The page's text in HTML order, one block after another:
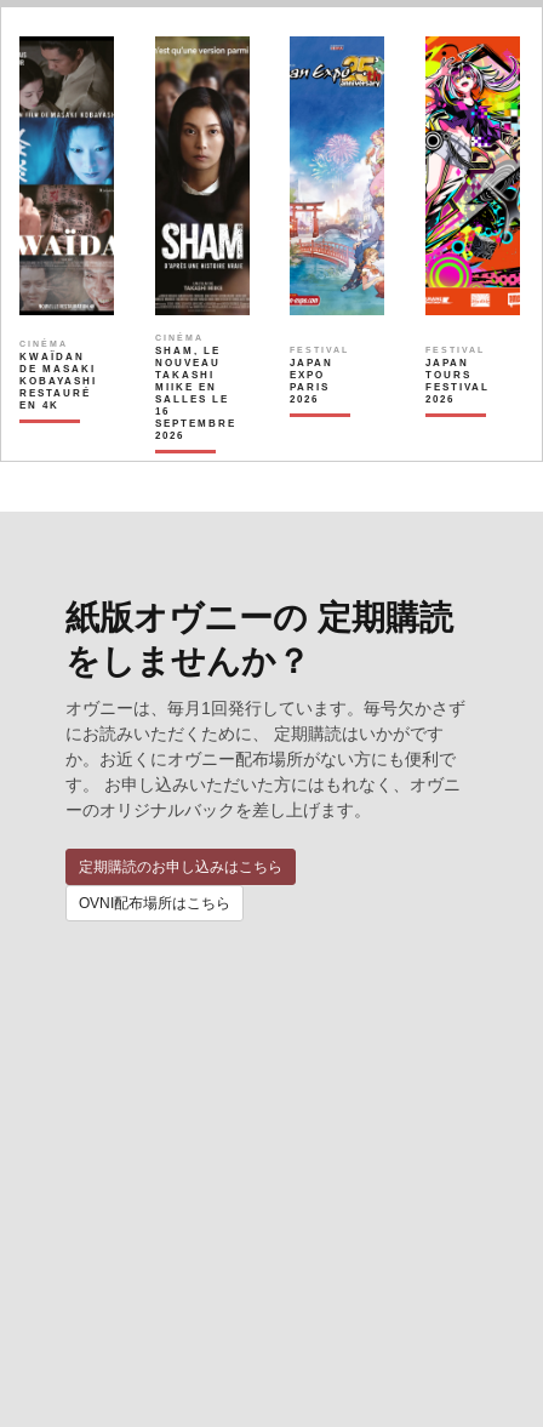
CINÉMA
KWAÏDAN
DE MASAKI
KOBAYASHI
RESTAURÉ
EN 4K
CINÉMA
SHAM, LE
NOUVEAU
TAKASHI
MIIKE EN
SALLES LE
16
SEPTEMBRE
2026
FESTIVAL
JAPAN
EXPO
PARIS
2026
FESTIVAL
JAPAN
TOURS
FESTIVAL
2026
紙版オヴニーの 定期購読
をしませんか？
オヴニーは、毎月1回発行しています。毎号欠かさず
にお読みいただくために、 定期購読はいかがです
か。お近くにオヴニー配布場所がない方にも便利で
す。 お申し込みいただいた方にはもれなく、オヴニ
ーのオリジナルバックを差し上げます。
定期購読のお申し込みはこちら
OVNI配布場所はこちら